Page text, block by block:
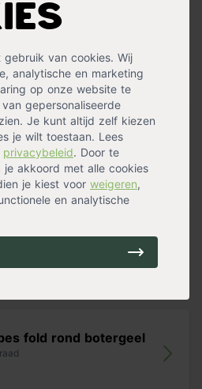
van cookies. Wij
analytische en marketing
op onze website te
gepersonaliseerde
Je kunt altijd zelf kiezen
je wilt toestaan. Lees
privacybeleid. Door te
akkoord met alle cookies
je kiest voor weigeren,
en analytische
geven voldoende. Zorg
de waterbeurten goed is
raden wij aan de cactus
en Vetplant Voeding te geven.
,Zon
Grond
en Vetplant Voeding
fold rond botergeel